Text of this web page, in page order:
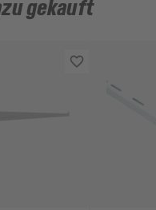
gekauft